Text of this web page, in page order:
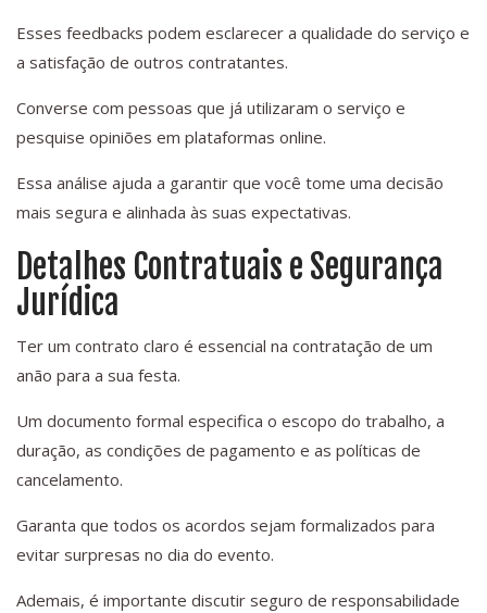
Esses feedbacks podem esclarecer a qualidade do serviço e
a satisfação de outros contratantes.
Converse com pessoas que já utilizaram o serviço e
pesquise opiniões em plataformas online.
Essa análise ajuda a garantir que você tome uma decisão
mais segura e alinhada às suas expectativas.
Detalhes Contratuais e Segurança
Jurídica
Ter um contrato claro é essencial na contratação de um
anão para a sua festa.
Um documento formal especifica o escopo do trabalho, a
duração, as condições de pagamento e as políticas de
cancelamento.
Garanta que todos os acordos sejam formalizados para
evitar surpresas no dia do evento.
Ademais, é importante discutir seguro de responsabilidade